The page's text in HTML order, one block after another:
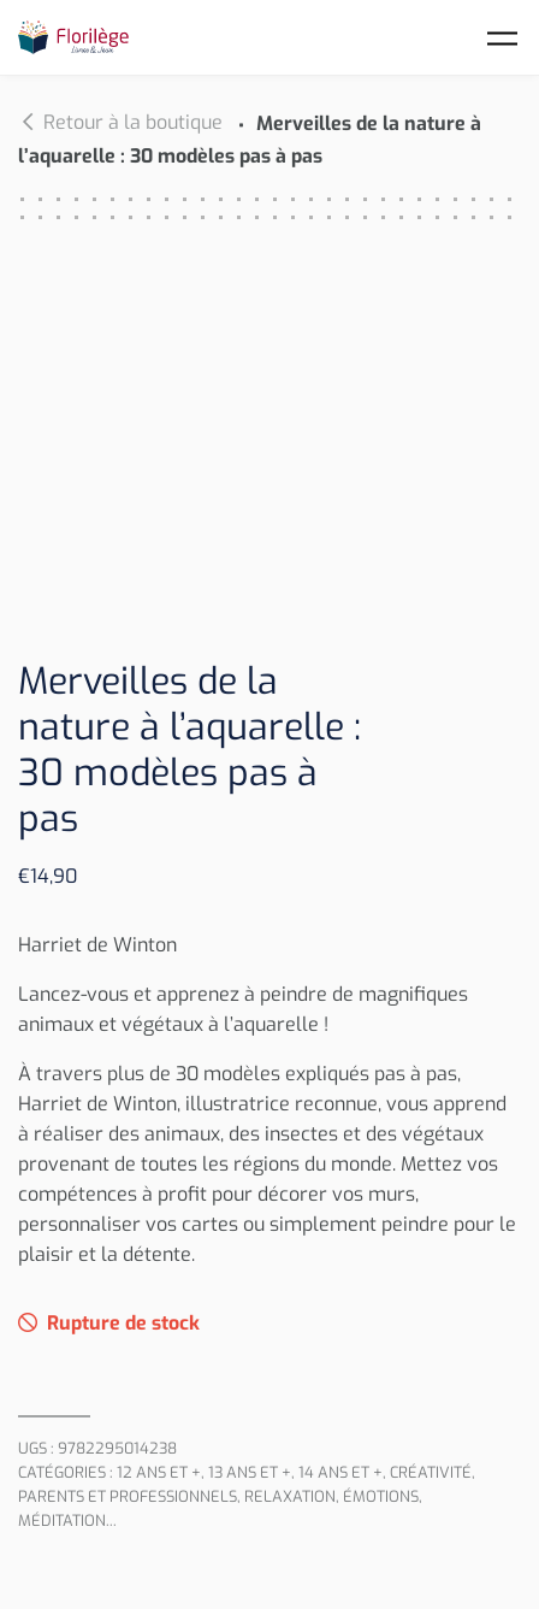
Retour à la boutique
Merveilles de la nature à
l’aquarelle : 30 modèles pas à pas
Merveilles de la
nature à l’aquarelle :
30 modèles pas à
pas
€14,90
Harriet de Winton
Lancez-vous et apprenez à peindre de magnifiques
animaux et végétaux à l’aquarelle !
À travers plus de 30 modèles expliqués pas à pas,
Harriet de Winton, illustratrice reconnue, vous apprend
à réaliser des animaux, des insectes et des végétaux
provenant de toutes les régions du monde. Mettez vos
compétences à profit pour décorer vos murs,
personnaliser vos cartes ou simplement peindre pour le
plaisir et la détente.
Rupture de stock
UGS : 9782295014238
CATÉGORIES : 12 ANS ET +, 13 ANS ET +, 14 ANS ET +, CRÉATIVITÉ,
PARENTS ET PROFESSIONNELS, RELAXATION, ÉMOTIONS,
MÉDITATION...